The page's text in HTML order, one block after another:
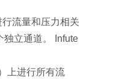
流量和压力相关
独立通道。 Infute
上进行所有流